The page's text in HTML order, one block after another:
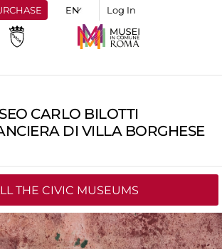
Log In
CARLO BILOTTI
DI VILLA BORGHESE
THE CIVIC MUSEUMS